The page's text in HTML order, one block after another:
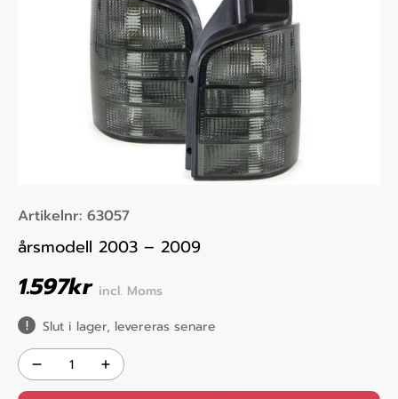
Artikelnr: 63057
årsmodell 2003 – 2009
1.597kr incl. Moms
Slut i lager, levereras senare